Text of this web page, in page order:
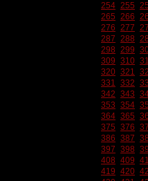
254 255
265 266
276 277
287 288
298 299
309 310
320 321
331 332
342 343
353 354
364 365
375 376
386 387
397 398
408 409
419 420